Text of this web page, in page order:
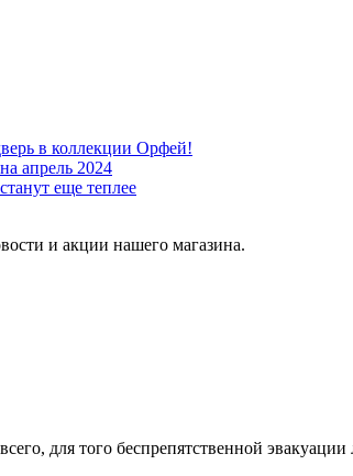
в коллекции Орфей!
апрель 2024
еще теплее
и акции нашего магазина.
для того беспрепятственной